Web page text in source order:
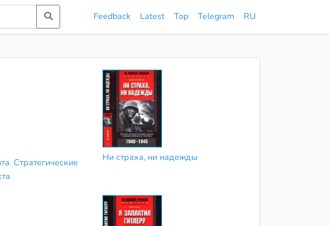
Feedback Latest Top Telegram RU
Стратегические
Ни страха, ни надежды